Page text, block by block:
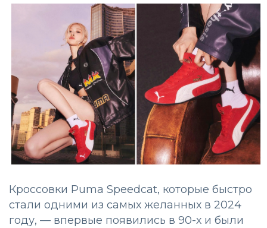
Кроссовки Puma Speedcat, которые быстро
стали одними из самых желанных в 2024
году, — впервые появились в 90-х и были